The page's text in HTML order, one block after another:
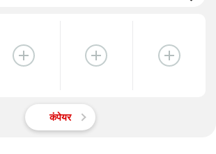
कंपेयर